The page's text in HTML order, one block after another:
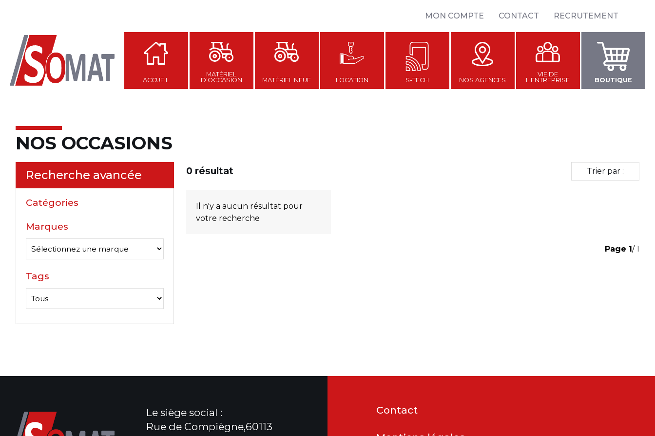
MON COMPTE CONTACT RECRUTEMENT
ACCUEIL
MATÉRIEL
D'OCCASION
MATÉRIEL NEUF LOCATION S-TECH NOS AGENCES
VIE DE
L'ENTREPRISE
BOUTIQUE
NOS OCCASIONS
Recherche avancée
Catégories
Marques
Tags
0 résultat Trier par :
Il n'y a aucun résultat pour
votre recherche
Page 1/ 1
Le siège social :
Rue de Compiègne,60113
Contact